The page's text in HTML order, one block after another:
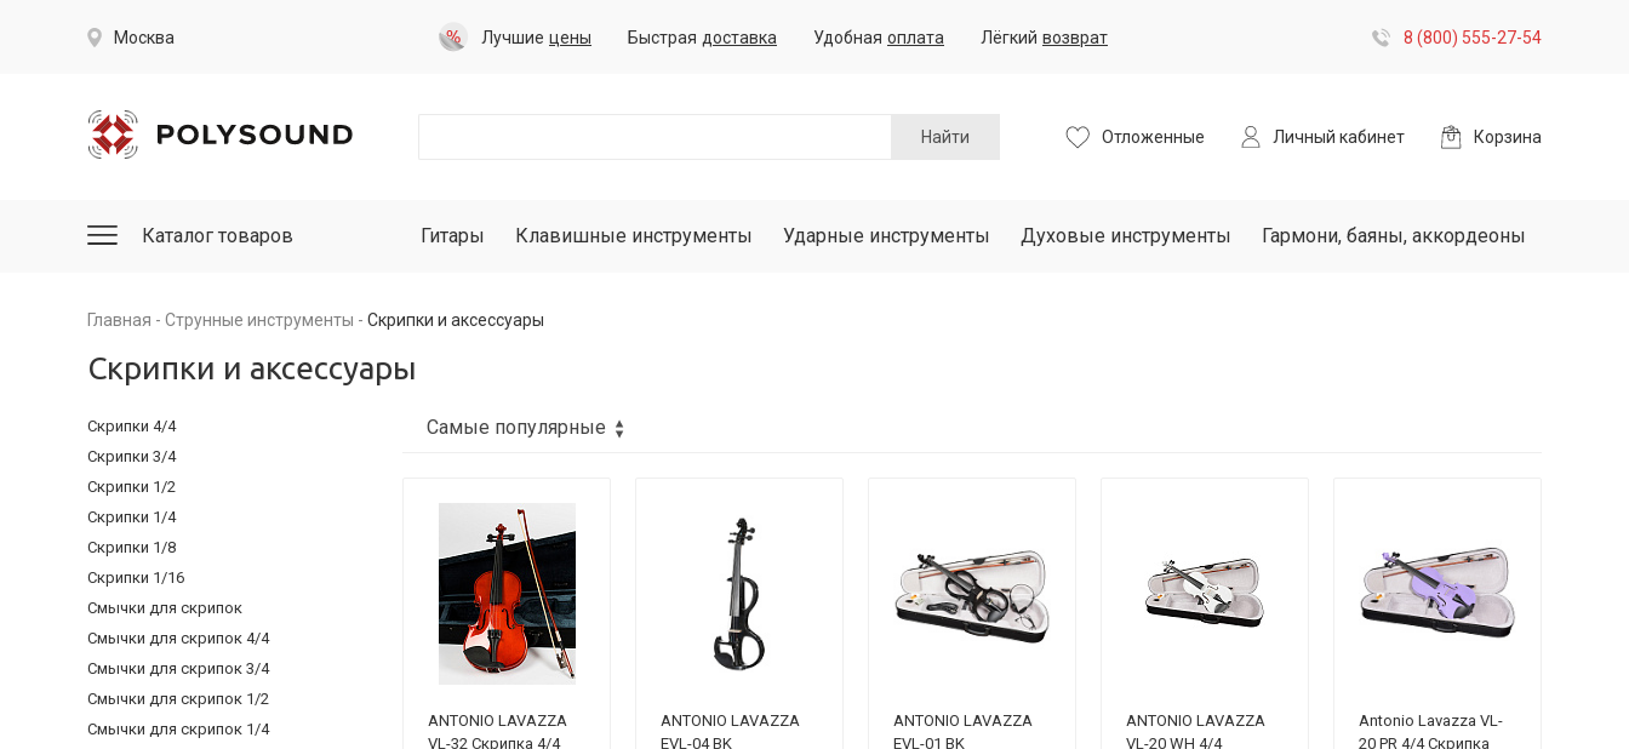
Москва Лучшие цены Быстрая доставка Удобная оплата Лёгкий возврат 8 (800) 555-27-54
Найти Отложенные Личный кабинет Корзина
Каталог товаров Гитары Клавишные инструменты Ударные инструменты Духовые инструменты Гармони, баяны, аккордеоны
Главная Струнные инструменты Скрипки и аксессуары
Скрипки и аксессуары
Скрипки 4/4
Скрипки 3/4
Скрипки 1/2
Скрипки 1/4
Скрипки 1/8
Скрипки 1/16
Смычки для скрипок
Смычки для скрипок 4/4
Смычки для скрипок 3/4
Смычки для скрипок 1/2
Смычки для скрипок 1/4
ANTONIO LAVAZZA
VL-32 Скрипка 4/4
ANTONIO LAVAZZA
EVL-04 BK
ANTONIO LAVAZZA
EVL-01 BK
ANTONIO LAVAZZA
VL-20 WH 4/4
Antonio Lavazza VL-
20 PR 4/4 Скрипка